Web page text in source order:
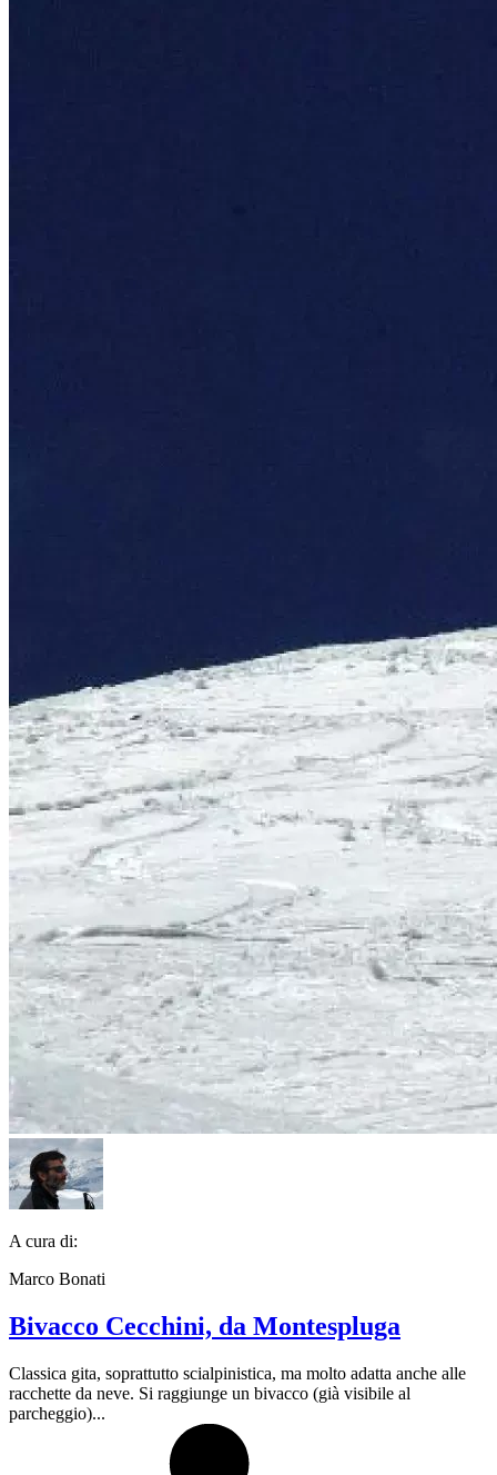
A cura di:
Marco Bonati
Bivacco Cecchini, da Montespluga
Classica gita, soprattutto scialpinistica, ma molto adatta anche alle
racchette da neve. Si raggiunge un bivacco (già visibile al
parcheggio)...